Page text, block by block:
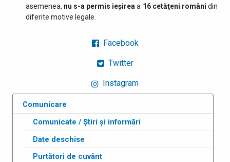
asemenea, nu s-a permis ieşireaa 16 cetăţeni români din
diferite motive legale.
Facebook
Twitter
Instagram
Comunicare
Comunicate / Știri și informări
Date deschise
Purtători de cuvânt